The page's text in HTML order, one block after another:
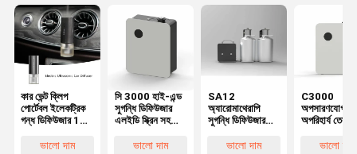
কার ভেন্ট ক্লিপ
পোর্টেবল ইলেকট্রিক
গন্ধ ডিফিউজার 12
FCC সার্টিফাইড
ভালো দাম
সি 3000 হাই-এন্ড
সুগন্ধি ডিফিউজার
এলইডি স্ক্রিন সহ
এয়ার ডিফিউজার
ভালো দাম
SA12
অ্যারোমাথেরাপি
সুগন্ধি ডিফিউজার
প্রয়োজনীয় তেল
ভালো দাম
C3000
অপসারণযোগ্য
অপরিহার্য তেল
1000mlভালো দাম